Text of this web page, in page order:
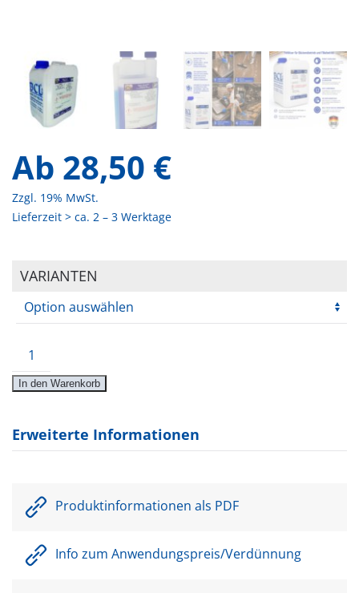
Ab 28,50 €
Zzgl. 19% MwSt.
Lieferzeit > ca. 2 – 3 Werktage
VARIANTEN
Aqua-
Emul-
T®In den Warenkorb
Erweiterte Informationen
Produktinformationen als PDF
Info zum Anwendungspreis/Verdünnung